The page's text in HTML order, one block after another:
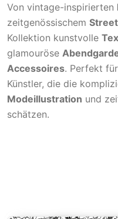
Von vintage-inspirierten
zeitgenössischem
Kollektion kunstvolle
glamouröse
Accessoires. Perfekt
Künstler, die die
Modeillustration und
schätzen.